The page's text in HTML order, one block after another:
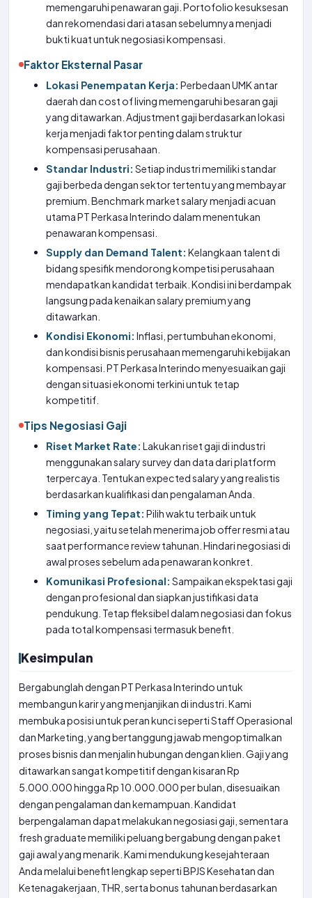
memengaruhi penawaran gaji. Portofolio kesuksesan
dan rekomendasi dari atasan sebelumnya menjadi
bukti kuat untuk negosiasi kompensasi.
Faktor Eksternal Pasar
Lokasi Penempatan Kerja: Perbedaan UMK antar
daerah dan cost of living memengaruhi besaran gaji
yang ditawarkan. Adjustment gaji berdasarkan lokasi
kerja menjadi faktor penting dalam struktur
kompensasi perusahaan.
Standar Industri: Setiap industri memiliki standar
gaji berbeda dengan sektor tertentu yang membayar
premium. Benchmark market salary menjadi acuan
utama PT Perkasa Interindo dalam menentukan
penawaran kompensasi.
Supply dan Demand Talent: Kelangkaan talent di
bidang spesifik mendorong kompetisi perusahaan
mendapatkan kandidat terbaik. Kondisi ini berdampak
langsung pada kenaikan salary premium yang
ditawarkan.
Kondisi Ekonomi: Inflasi, pertumbuhan ekonomi,
dan kondisi bisnis perusahaan memengaruhi kebijakan
kompensasi. PT Perkasa Interindo menyesuaikan gaji
dengan situasi ekonomi terkini untuk tetap
kompetitif.
Tips Negosiasi Gaji
Riset Market Rate: Lakukan riset gaji di industri
menggunakan salary survey dan data dari platform
terpercaya. Tentukan expected salary yang realistis
berdasarkan kualifikasi dan pengalaman Anda.
Timing yang Tepat: Pilih waktu terbaik untuk
negosiasi, yaitu setelah menerima job offer resmi atau
saat performance review tahunan. Hindari negosiasi di
awal proses sebelum ada penawaran konkret.
Komunikasi Profesional: Sampaikan ekspektasi gaji
dengan profesional dan siapkan justifikasi data
pendukung. Tetap fleksibel dalam negosiasi dan fokus
pada total kompensasi termasuk benefit.
Kesimpulan
Bergabunglah dengan PT Perkasa Interindo untuk
membangun karir yang menjanjikan di industri. Kami
membuka posisi untuk peran kunci seperti Staff Operasional
dan Marketing, yang bertanggung jawab mengoptimalkan
proses bisnis dan menjalin hubungan dengan klien. Gaji yang
ditawarkan sangat kompetitif dengan kisaran Rp
5.000.000 hingga Rp 10.000.000 per bulan, disesuaikan
dengan pengalaman dan kemampuan. Kandidat
berpengalaman dapat melakukan negosiasi gaji, sementara
fresh graduate memiliki peluang bergabung dengan paket
gaji awal yang menarik. Kami mendukung kesejahteraan
Anda melalui benefit lengkap seperti BPJS Kesehatan dan
Ketenagakerjaan, THR, serta bonus tahunan berdasarkan